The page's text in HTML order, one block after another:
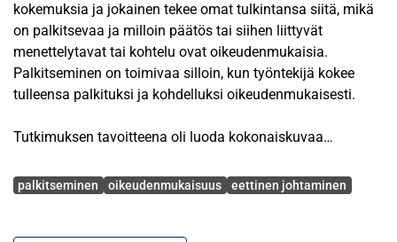
kokemuksia ja jokainen tekee omat tulkintansa siitä, mikä
on palkitsevaa ja milloin päätös tai siihen liittyvät
menettelytavat tai kohtelu ovat oikeudenmukaisia.
Palkitseminen on toimivaa silloin, kun työntekijä kokee
tulleensa palkituksi ja kohdelluksi oikeudenmukaisesti.
Tutkimuksen tavoitteena oli luoda kokonaiskuvaa
näkökulmasta. Tutkimuksessa etsittiin vastauksia kolmeen
Avainsanat
palkitseminen oikeudenmukaisuus eettinen johtaminen